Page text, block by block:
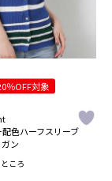
％OFF対象
色ハーフスリーブ
ン
ころ